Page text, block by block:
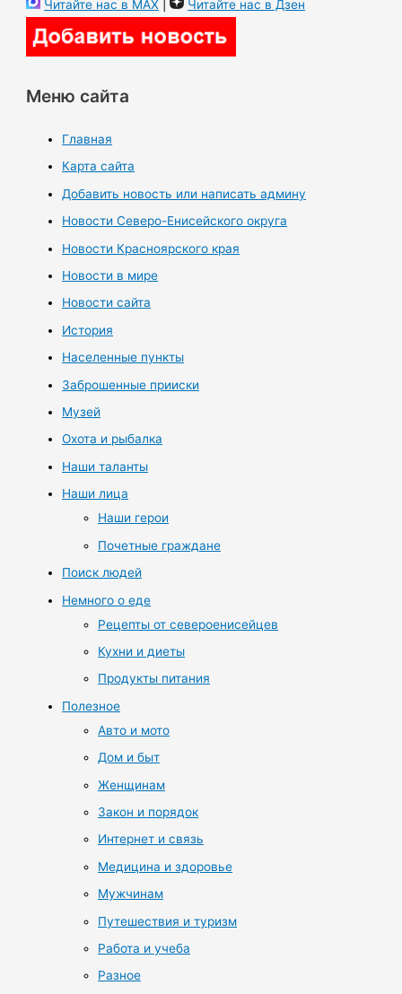
Читайте нас в MAX | Читайте нас в Дзен
Меню сайта
Главная
Карта сайта
Добавить новость или написать админу
Новости Северо-Енисейского округа
Новости Красноярского края
Новости в мире
Новости сайта
История
Населенные пункты
Заброшенные прииски
Музей
Охота и рыбалка
Наши таланты
Наши лица
Наши герои
Почетные граждане
Поиск людей
Немного о еде
Рецепты от североенисейцев
Кухни и диеты
Продукты питания
Полезное
Авто и мото
Дом и быт
Женщинам
Закон и порядок
Интернет и связь
Медицина и здоровье
Мужчинам
Путешествия и туризм
Работа и учеба
Разное